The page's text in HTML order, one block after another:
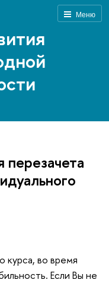
Меню
курса, во время
Если Вы не